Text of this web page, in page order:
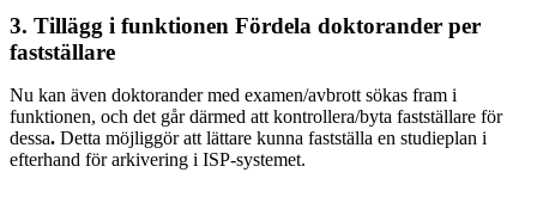
3. Tillägg i funktionen Fördela doktorander per
fastställare
Nu kan även doktorander med examen/avbrott sökas fram i
funktionen, och det går därmed att kontrollera/byta fastställare för
dessa. Detta möjliggör att lättare kunna fastställa en studieplan i
efterhand för arkivering i ISP-systemet.